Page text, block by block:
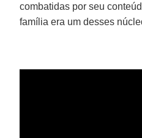
combatidas por seu
família era um desses